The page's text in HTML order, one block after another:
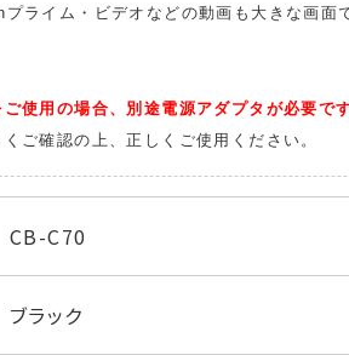
ライム・ビデオなどの動画も大きな画面
ご使用の場合、別途電源アダプタが必要
ご確認の上、正しくご使用ください。
CB-C70
ブラック